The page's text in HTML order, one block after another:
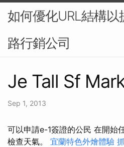
如何優化URL結構以
路行銷公司
Je Tall Sf
Sep 1, 2013
可以申請e-1簽證的公民 在開始
檢查天氣。 宜蘭特色外燴體驗